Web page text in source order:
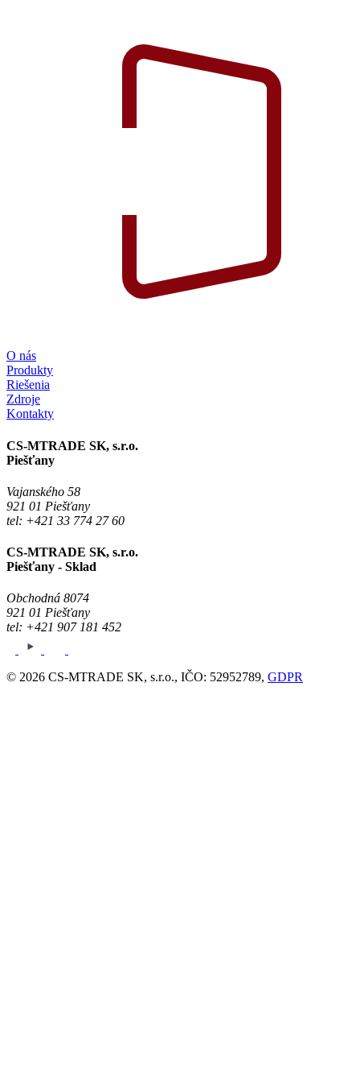
O nás
Produkty
Riešenia
Zdroje
Kontakty
CS-MTRADE SK, s.r.o.
Piešťany
Vajanského 58
921 01 Piešťany
tel: +421 33 774 27 60
CS-MTRADE SK, s.r.o.
Piešťany - Sklad
Obchodná 8074
921 01 Piešťany
tel: +421 907 181 452
© 2026 CS-MTRADE SK, s.r.o., IČO: 52952789, GDPR